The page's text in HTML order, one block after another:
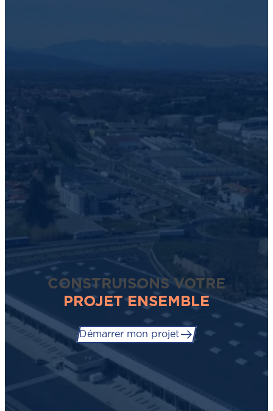
CONSTRUISONS VOTRE
PROJET ENSEMBLE
Démarrer mon projet